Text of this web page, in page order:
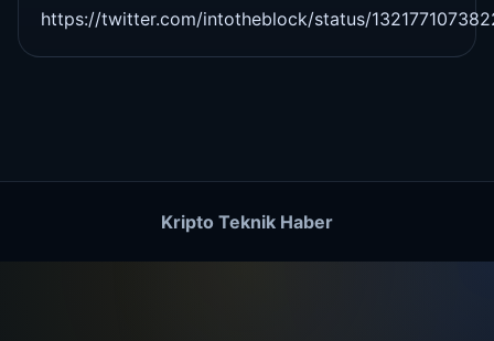
https://twitter.com/intotheblock/status/
Kripto Teknik Haber